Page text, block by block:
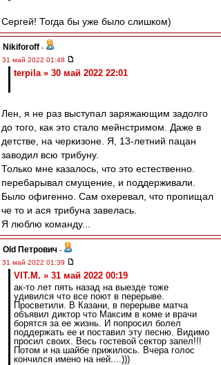
Сергей! Тогда бы уже было слишком)
Nikiforoff -
31 май 2022 01:48
terpila » 30 май 2022 22:01
Лен, я не раз выступал заряжающим задолго
до того, как это стало мейнстримом. Даже в
детстве, на черкизоне. Я, 13-летний пацан
заводил всю трибуну.
Только мне казалось, что это естественно.
перебарывал смущение, и поддерживали.
Было офигенно. Сам охеревал, что пропищал
че то и ася трибуна завелась.
Я люблю команду...
Old Петрович -
31 май 2022 01:39
VIT.M. » 31 май 2022 00:19
ак-то лет пять назад на выезде тоже
удивился что все поют в перерыве.
Просветили. В Казани, в перерыве матча
объявил диктор что Максим в коме и врачи
борятся за ее жизнь. И попросил болел
поддержать ее и поставил эту песню. Видимо
просил своих. Весь гостевой сектор запел!!!
Потом и на шайбе прижилось. Вчера голос
кончился имено на ней....)))